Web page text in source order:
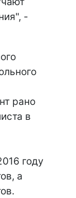
-
рано
в
году
а